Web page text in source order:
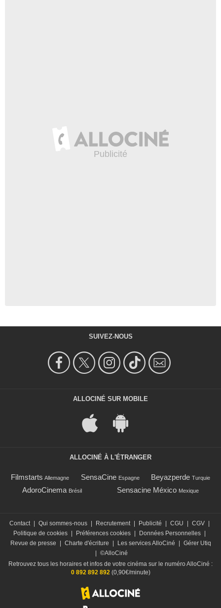
SUIVEZ-NOUS
ALLOCINÉ SUR MOBILE
ALLOCINÉ À L'ÉTRANGER
Filmstarts Allemagne SensaCine Espagne Beyazperde Turquie
AdoroCinema Brésil Sensacine México Mexique
Contact Qui sommes-nous Recrutement Publicité CGU CGV
Politique de cookies
Préférences cookies Données Personnelles
Revue de presse
Charte d'écriture Les services AlloCiné
Gérer Utiq
©AlloCiné
Retrouvez tous les horaires et infos de votre cinéma sur le numéro AlloCiné :
0 892 892 892(0,90€/minute)